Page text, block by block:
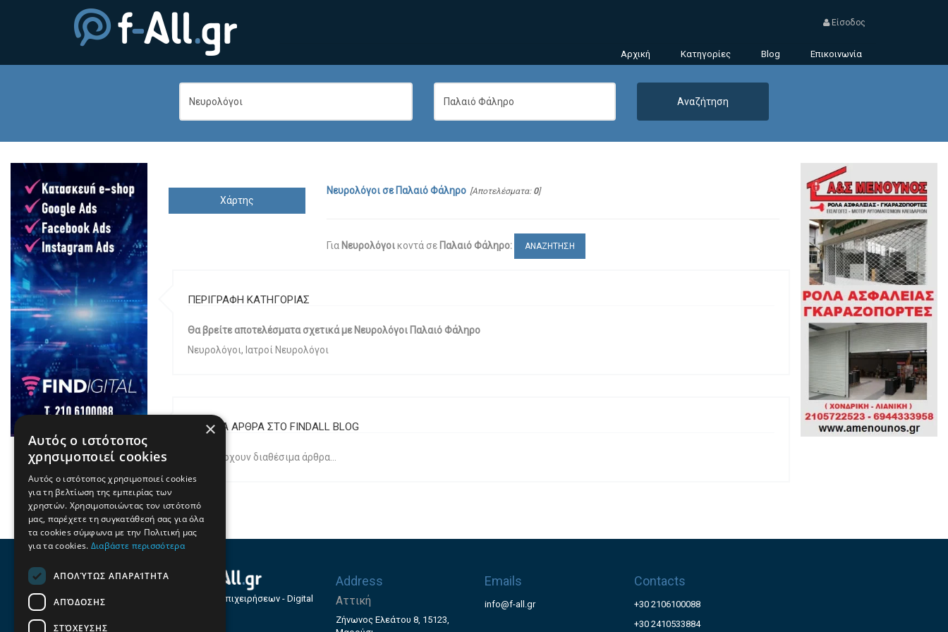
Είσοδος
Αρχική Κατηγορίες Blog Επικοινωνία
Χάρτης
Νευρολόγοισε Παλαιό Φάληρο [Αποτελέσματα: 0]
Για Νευρολόγοικοντά σε Παλαιό Φάληρο: ΑΝΑΖΗΤΗΣΗ
ΠΕΡΙΓΡΑΦΗ ΚΑΤΗΓΟΡΙΑΣ
Θα βρείτε αποτελέσματα σχετικά με Νευρολόγοι Παλαιό Φάληρο
Νευρολόγοι, Ιατροί Νευρολόγοι
ΣΧΕΤΙΚΑ ΑΡΘΡΑ ΣΤΟ FINDALL BLOG
Δεν υπάρχουν διαθέσιμα άρθρα...
Οδηγός Επιχειρήσεων - Digital
Address
Αττική
Ζήνωνος Ελεάτου 8, 15123,
Emails
info@f-all.gr
Contacts
+30 2106100088
+30 2410533884
×
Αυτός ο ιστότοπος
χρησιμοποιεί cookies
Αυτός ο ιστότοπος χρησιμοποιεί cookies
για τη βελτίωση της εμπειρίας των
χρηστών. Χρησιμοποιώντας τον ιστότοπό
μας, παρέχετε τη συγκατάθεσή σας για όλα
τα cookies σύμφωνα με την Πολιτική μας
για τα cookies. Διαβάστε περισσότερα
ΑΠΟΛΎΤΩΣ ΑΠΑΡΑΊΤΗΤΑ
ΑΠΌΔΟΣΗΣ
ΣΤΌΧΕΥΣΗΣ